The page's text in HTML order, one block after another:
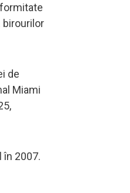
birourilor
de
Miami
în 2007.